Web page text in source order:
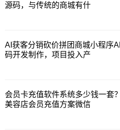
源码，与传统的商城有什
AI获客分销砍价拼团商城小程序
码开发制作，项目投入产
会员卡充值软件系统多少钱一套
美容店会员充值方案微信